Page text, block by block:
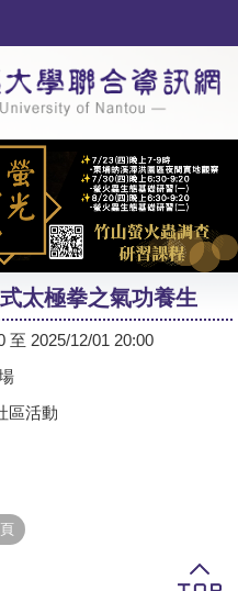
太極拳之氣功養生
至 2025/12/01 20:00
區活動